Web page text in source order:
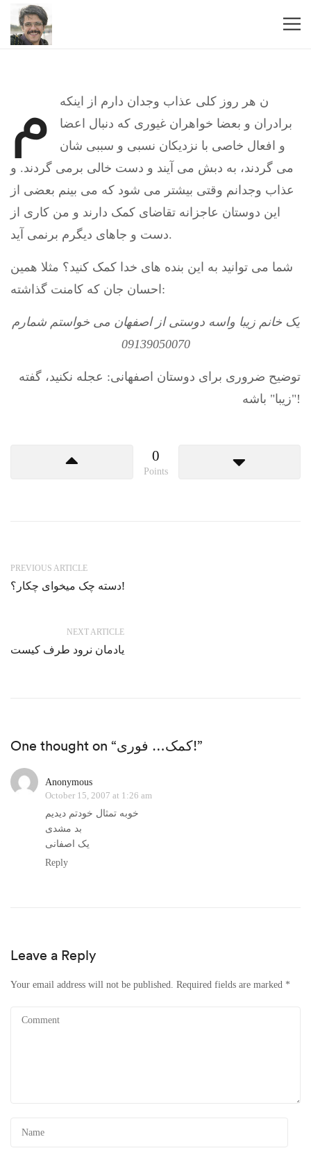
م
ن هر روز کلی عذاب وجدان دارم از اینکه
برادران و بعضا خواهران غیوری که دنبال اعضا
و افعال خاصی با نزدیکان نسبی و سببی شان
می گردند، به دبش می آیند و دست خالی برمی گردند. و
عذاب وجدانم وقتی بیشتر می شود که می بینم بعضی از
این دوستان عاجزانه تقاضای کمک دارند و من کاری از
دست و جاهای دیگرم برنمی آید.
شما می توانید به این بنده های خدا کمک کنید؟ مثلا همین
احسان جان که کامنت گذاشته:
یک خانم زیبا واسه دوستی از اصفهان می خواستم شمارم
09139050070
توضیح ضروری برای دوستان اصفهانی: عجله نکنید، گفته
"زیبا" باشه!
0
Points
PREVIOUS ARTICLE
دسته چک میخوای چکار؟!
NEXT ARTICLE
یادمان نرود طرف کیست
One thought on “کمک… فوری!”
Anonymous
October 15, 2007 at 1:26 am
خوبه تمثال خودتم دیدیم
بد مشدی
یک اصفانی
Reply
Leave a Reply
Your email address will not be published. Required fields are marked *